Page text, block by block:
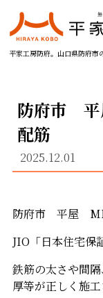
平家工房防府。山口県防府市
防府市
配筋
2025.12.01
防府市 平屋
JIO「日本住宅保
鉄筋の太さや間隔
厚等が正しく施